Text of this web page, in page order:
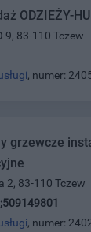
ODZIEŻY-
9, 83-110 Tczew
, numer:
grzewcze
2, 83-110 Tczew
, numer: